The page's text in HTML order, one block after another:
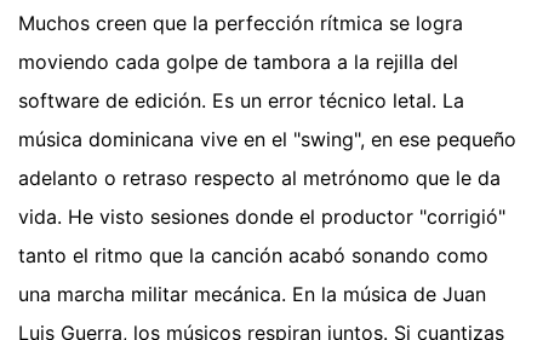
Muchos creen que la perfección rítmica se logra
moviendo cada golpe de tambora a la rejilla del
software de edición. Es un error técnico letal. La
música dominicana vive en el "swing", en ese pequeño
adelanto o retraso respecto al metrónomo que le da
vida. He visto sesiones donde el productor "corrigió"
tanto el ritmo que la canción acabó sonando como
una marcha militar mecánica. En la música de Juan
Luis Guerra, los músicos respiran juntos. Si cuantizas